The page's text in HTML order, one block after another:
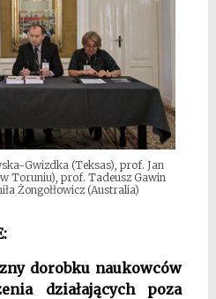
Gwizdka (Teksas), prof. Jan
Toruniu), prof. Tadeusz Gawin
Żongołłowicz (Australia)
dorobku naukowców
działających poza